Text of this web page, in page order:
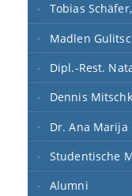
Tobias
Madlen
Dipl.-Rest.
Dennis
Dr. Ana Marija
Studentische
Alumni